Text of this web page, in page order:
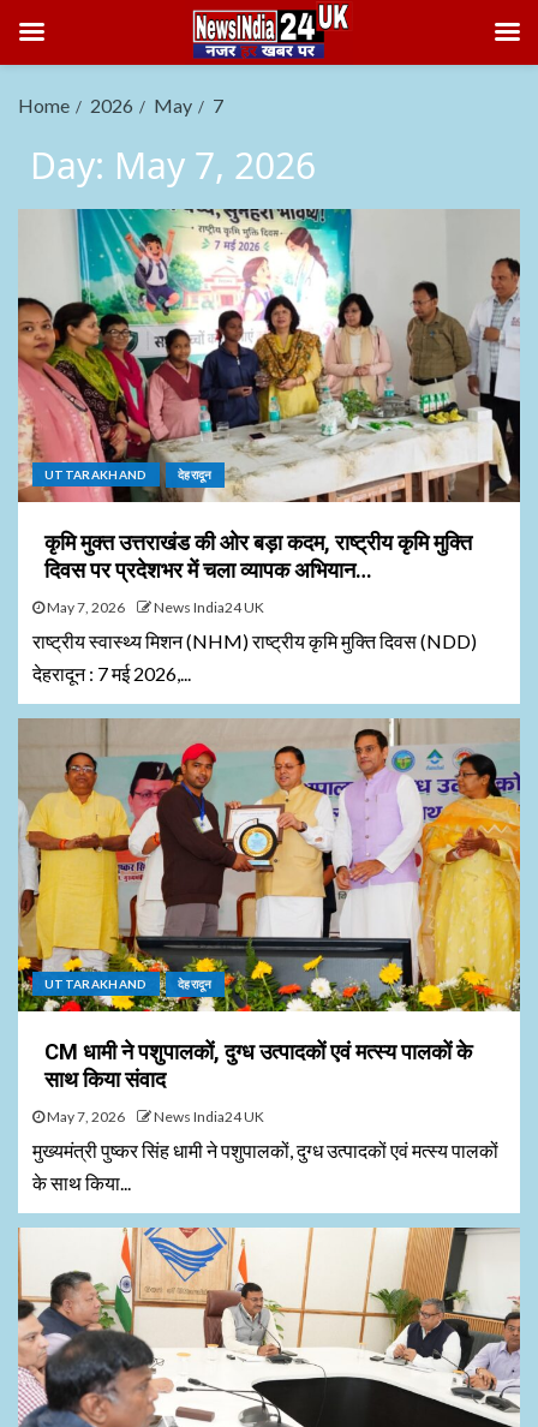
Home 2026 May 7
Day: May 7, 2026
UTTARAKHAND देहरादून
कृमि मुक्त उत्तराखंड की ओर बड़ा कदम, राष्ट्रीय कृमि मुक्ति
दिवस पर प्रदेशभर में चला व्यापक अभियान…
May 7, 2026 News India24 UK
राष्ट्रीय स्वास्थ्य मिशन (NHM) राष्ट्रीय कृमि मुक्ति दिवस (NDD)
देहरादून : 7 मई 2026,...
UTTARAKHAND देहरादून
CM धामी ने पशुपालकों, दुग्ध उत्पादकों एवं मत्स्य पालकों के
साथ किया संवाद
May 7, 2026 News India24 UK
मुख्यमंत्री पुष्कर सिंह धामी ने पशुपालकों, दुग्ध उत्पादकों एवं मत्स्य पालकों
के साथ किया...